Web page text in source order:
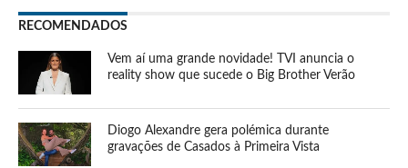
RECOMENDADOS
Vem aí uma grande novidade! TVI anuncia o
reality show que sucede o Big Brother Verão
Diogo Alexandre gera polémica durante
gravações de Casados à Primeira Vista